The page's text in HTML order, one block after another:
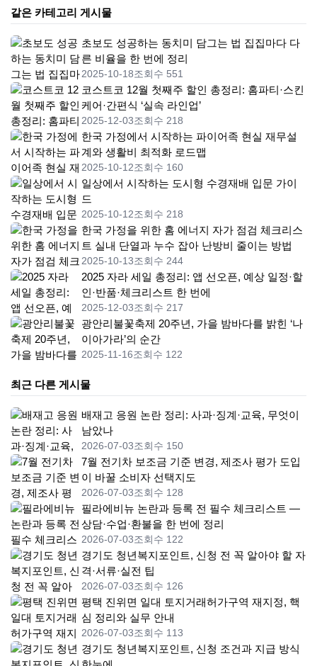
같은 카테고리 게시물
초보도 성공하는 동치미 담그는 법 집집마다 다
른 비율을 한 번에 정리
2025-10-18조회수 551
코스트코 12월 첫째주 할인 총정리: 홈파티·스킨
케어·간편식 ‘실속 라인업’
2025-12-03조회수 218
한국 가정에서 시작하는 파이어족 현실 재무설
계와 생활비 최적화 로드맵
2025-10-12조회수 160
일상에서 시작하는 도시형 수경재배 입문 가이
드
2025-10-12조회수 218
한국 가정을 위한 홈 에너지 자가 점검 체크리스
트 실내 단열과 누수 잡아 난방비 줄이는 방법
2025-10-13조회수 244
2025 자라 세일 총정리: 앱 선오픈, 예상 일정·할
인·반품·체크리스트 한 번에
2025-12-03조회수 217
광안리불꽃축제 20주년, 가을 밤바다를 밝힌 ‘나
이아가라’의 순간
2025-11-16조회수 122
최근 다른 게시물
배재고 응원 논란 정리: 사과·징계·교육, 무엇이
남았나
2026-07-03조회수 150
7월 전기차 보조금 기준 변경, 제조사 평가 도입
이 바꿀 소비자 선택지도
2026-07-03조회수 128
필라에비뉴 논란과 등록 전 필수 체크리스트 —
상담·수업·환불을 한 번에 정리
2026-07-03조회수 122
경기도 청년복지포인트, 신청 전 꼭 알아야 할 자
격·서류·실전 팁
2026-07-03조회수 126
평택 진위면 일대 토지거래허가구역 재지정, 핵
심 정리와 실무 안내
2026-07-03조회수 113
경기도 청년복지포인트, 신청 조건과 지급 방식